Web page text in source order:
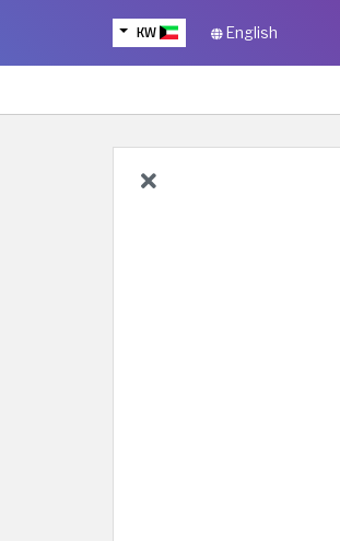
KW English